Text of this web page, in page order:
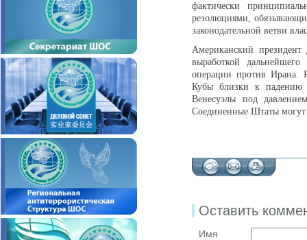
фактически
резолюциями,
законодательной ветви
Американский
выработкой
операции против Ирана.
Кубы близки к падению
Венесуэлы под
Соединенные Штаты
Оставить
Имя